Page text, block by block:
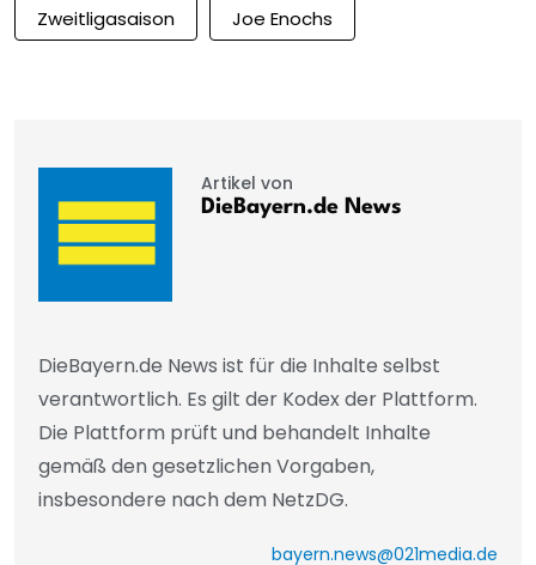
Zweitligasaison Joe Enochs
Artikel von
DieBayern.de News
DieBayern.de News ist für die Inhalte selbst
verantwortlich. Es gilt der Kodex der Plattform.
Die Plattform prüft und behandelt Inhalte
gemäß den gesetzlichen Vorgaben,
insbesondere nach dem NetzDG.
bayern.news@021media.de